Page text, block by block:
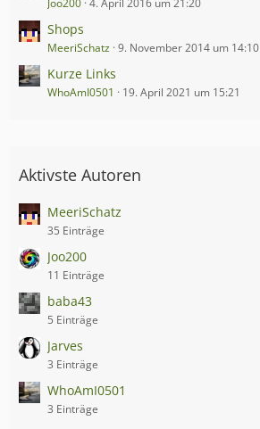
Joo200 4. April 2016 um 21:20
Shops
MeeriSchatz 9. November 2014 um 14:10
Kurze Links
WhoAmI0501 19. April 2021 um 15:21
Aktivste Autoren
MeeriSchatz
35 Einträge
Joo200
11 Einträge
baba43
5 Einträge
Jarves
3 Einträge
WhoAmI0501
3 Einträge